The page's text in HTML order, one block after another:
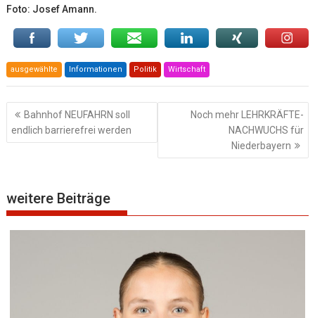
Foto: Josef Amann.
ausgewählte Informationen Politik Wirtschaft
Beitragsnavigation
Bahnhof NEUFAHRN soll
endlich barrierefrei werden
Noch mehr LEHRKRÄFTE-
NACHWUCHS für
Niederbayern
weitere Beiträge